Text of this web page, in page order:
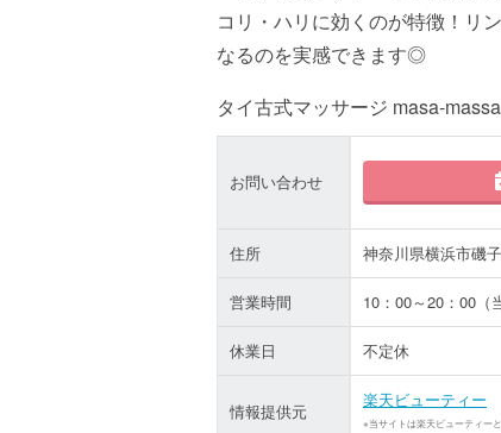
コリ・ハリに効くのが特徴！リ
なるのを実感できます◎
タイ古式マッサージ masa-
お問い合わせ
住所 神奈川県横浜市磯
営業時間 10：00～20：00（
休業日 不定休
情報提供元
楽天ビューティー
※当サイトは楽天ビューティー